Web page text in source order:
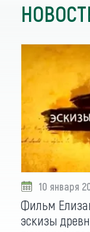
10 января
Фильм
эскизы